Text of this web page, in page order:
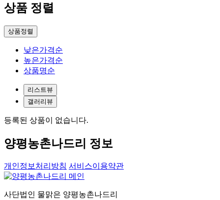
상품 정렬
상품정렬
낮은가격순
높은가격순
상품명순
리스트뷰
갤러리뷰
등록된 상품이 없습니다.
양평농촌나드리 정보
개인정보처리방침 서비스이용약관
사단법인 물맑은 양평농촌나드리